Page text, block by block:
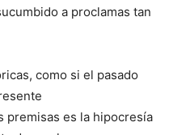
a proclamas tan
como si el pasado
premisas es la hipocresía